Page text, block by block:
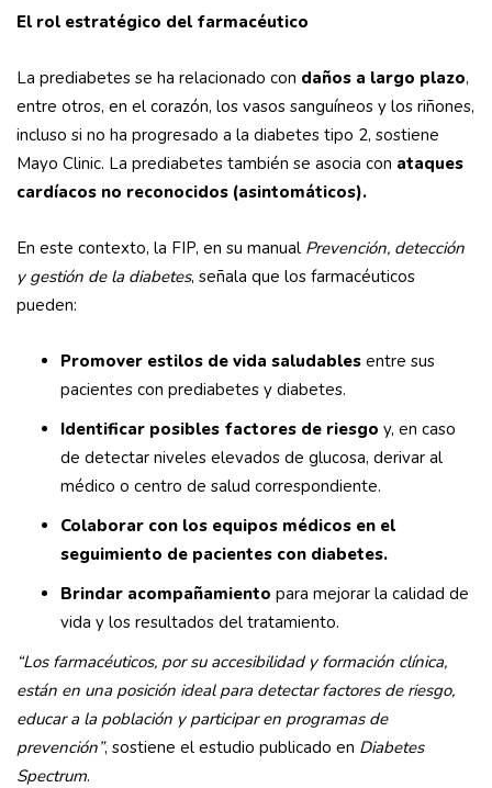
El rol estratégico del farmacéutico
La prediabetes se ha relacionado con daños a largo plazo,
entre otros, en el corazón, los vasos sanguíneos y los riñones,
incluso si no ha progresado a la diabetes tipo 2, sostiene
Mayo Clinic. La prediabetes también se asocia con ataques
cardíacos no reconocidos (asintomáticos).
En este contexto, la FIP, en su manual Prevención, detección
y gestión de la diabetes, señala que los farmacéuticos
pueden:
Promover estilos de vida saludables entre sus
pacientes con prediabetes y diabetes.
Identificar posibles factores de riesgo y, en caso
de detectar niveles elevados de glucosa, derivar al
médico o centro de salud correspondiente.
Colaborar con los equipos médicos en el
seguimiento de pacientes con diabetes.
Brindar acompañamiento para mejorar la calidad de
vida y los resultados del tratamiento.
“Los farmacéuticos, por su accesibilidad y formación clínica,
están en una posición ideal para detectar factores de riesgo,
educar a la población y participar en programas de
prevención”, sostiene el estudio publicado en Diabetes
Spectrum.